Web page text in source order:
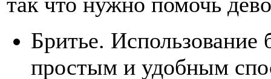
Бритье.
простым и удобным